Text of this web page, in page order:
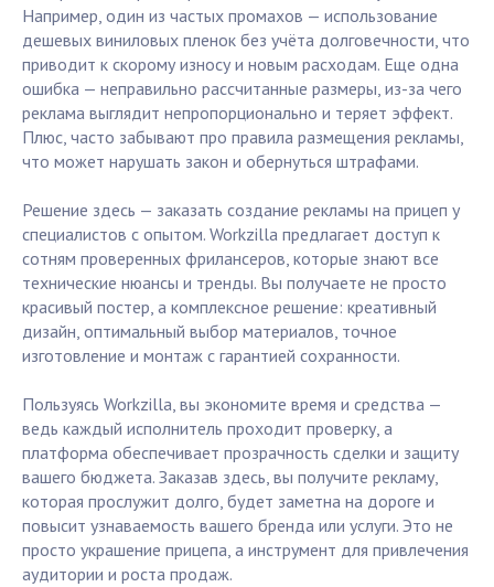
Например, один из частых промахов — использование
дешевых виниловых пленок без учёта долговечности, что
приводит к скорому износу и новым расходам. Еще одна
ошибка — неправильно рассчитанные размеры, из-за чего
реклама выглядит непропорционально и теряет эффект.
Плюс, часто забывают про правила размещения рекламы,
что может нарушать закон и обернуться штрафами.
Решение здесь — заказать создание рекламы на прицеп у
специалистов с опытом. Workzilla предлагает доступ к
сотням проверенных фрилансеров, которые знают все
технические нюансы и тренды. Вы получаете не просто
красивый постер, а комплексное решение: креативный
дизайн, оптимальный выбор материалов, точное
изготовление и монтаж с гарантией сохранности.
Пользуясь Workzilla, вы экономите время и средства —
ведь каждый исполнитель проходит проверку, а
платформа обеспечивает прозрачность сделки и защиту
вашего бюджета. Заказав здесь, вы получите рекламу,
которая прослужит долго, будет заметна на дороге и
повысит узнаваемость вашего бренда или услуги. Это не
просто украшение прицепа, а инструмент для привлечения
аудитории и роста продаж.